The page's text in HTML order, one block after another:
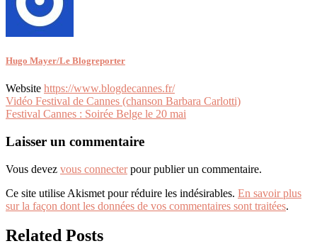
Hugo Mayer/Le Blogreporter
Website https://www.blogdecannes.fr/
Navigation
de
l’article
Vidéo Festival de Cannes (chanson Barbara Carlotti)
Festival Cannes : Soirée Belge le 20 mai
Laisser un commentaire
Vous devez vous connecterpour publier un commentaire.
Ce site utilise Akismet pour réduire les indésirables. En savoir plus
sur la façon dont les données de vos commentaires sont traitées.
Related Posts